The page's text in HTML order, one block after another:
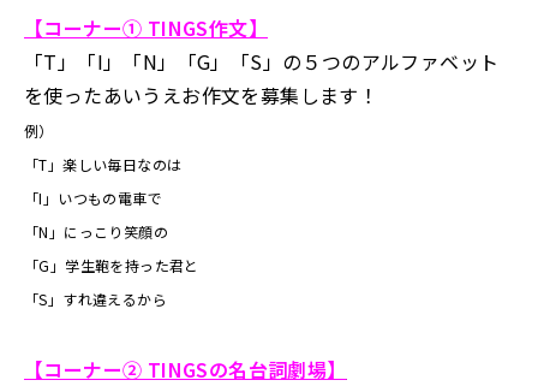
【コーナー① TINGS作文】
「T」「I」「N」「G」「S」の５つのアルファベット
を使ったあいうえお作文を募集します！
例）
「T」楽しい毎日なのは
「I」いつもの電車で
「N」にっこり笑顔の
「G」学生鞄を持った君と
「S」すれ違えるから
【コーナー② TINGSの名台詞劇場】